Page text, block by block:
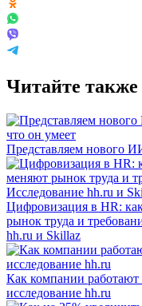
Читайте также
Представляем нового
Цифровизация в HR:
рынок труда и
hh.ru и Skillaz
Как компании работают
исследование hh.ru